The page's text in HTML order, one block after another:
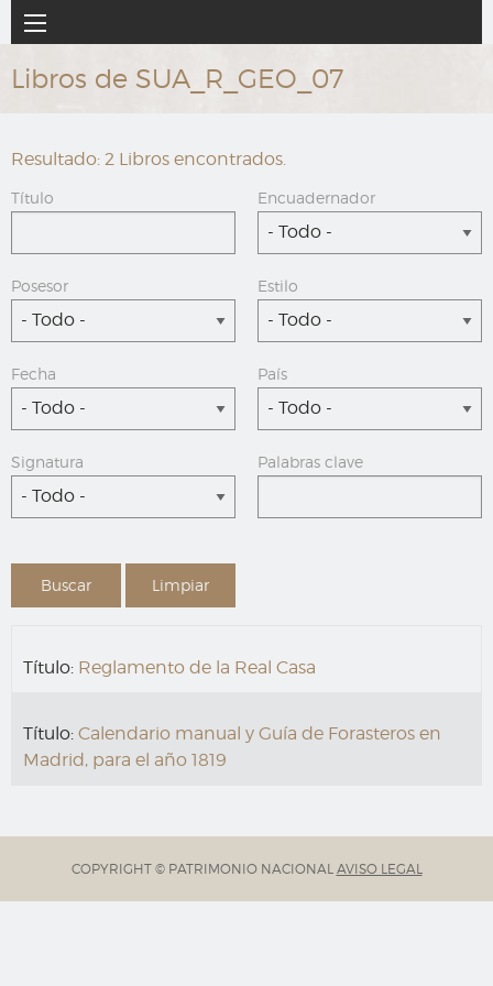
al
contenido
principal
Navegación
principal
Libros de SUA_R_GEO_07
Resultado: 2 Libros encontrados.
Título Encuadernador
- Todo -
Posesor
- Todo -
Estilo
- Todo -
Fecha
- Todo -
País
- Todo -
Signatura
- Todo -
Palabras clave
Título: Reglamento de la Real Casa
Título: Calendario manual y Guía de Forasteros en
Madrid, para el año 1819
COPYRIGHT © PATRIMONIO NACIONAL AVISO LEGAL